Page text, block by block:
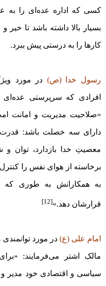
کسی که اداره عده‌ای را به
بسیار بالا داشته باشد تا خیر
کار‌ها را به درستی پیش ببرد.
رسول خدا (ص) در مورد
افرادی که سرپرستی عده‌ای
«صلاحیت مدیریت و امانت
دارای سه خصلت باشد: قدرت
معصیتِ خدا بازدارد،
برخاسته از هوای نفس را کنترل
به همکارانش به طوری که
قرارشان دهد.»[12]
امام علی (ع) در مورد
مالک اشتر می‌فرمایند:
سیاسی و اقتصادی خود مدیر و